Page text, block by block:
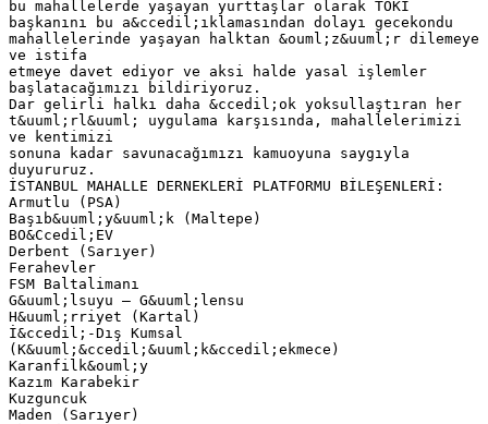
bu mahallelerde yaşayan yurttaşlar olarak TOKİ
başkanını bu a&ccedil;ıklamasından dolayı gecekondu
mahallelerinde yaşayan halktan &ouml;z&uuml;r dilemeye
ve istifa
etmeye davet ediyor ve aksi halde yasal işlemler
başlatacağımızı bildiriyoruz.
Dar gelirli halkı daha &ccedil;ok yoksullaştıran her
t&uuml;rl&uuml; uygulama karşısında, mahallelerimizi
ve kentimizi
sonuna kadar savunacağımızı kamuoyuna saygıyla
duyururuz.
İSTANBUL MAHALLE DERNEKLERİ PLATFORMU BİLEŞENLERİ:
Armutlu (PSA)
Başıb&uuml;y&uuml;k (Maltepe)
BO&Ccedil;EV
Derbent (Sarıyer)
Ferahevler
FSM Baltalimanı
G&uuml;lsuyu – G&uuml;lensu
H&uuml;rriyet (Kartal)
İ&ccedil;-Dış Kumsal
(K&uuml;&ccedil;&uuml;k&ccedil;ekmece)
Karanfilk&ouml;y
Kazım Karabekir
Kuzguncuk
Maden (Sarıyer)